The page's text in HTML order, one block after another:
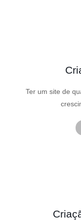
Ter um site de